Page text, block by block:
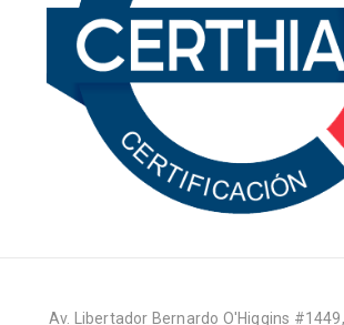
Av. Libertador Bernardo O'Higgins